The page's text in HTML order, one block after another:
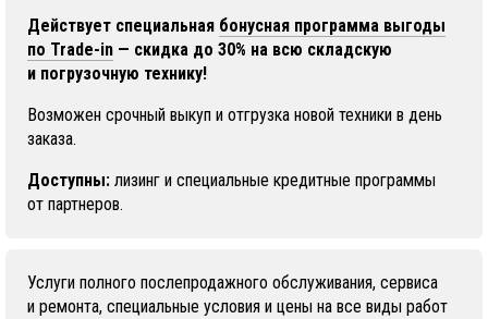
Действует специальная бонусная программа выгоды
по Trade-in — скидка до 30% на всю складскую
и погрузочную технику!
Возможен срочный выкуп и отгрузка новой техники в день
заказа.
Доступны: лизинг и специальные кредитные программы
от партнеров.
Услуги полного послепродажного обслуживания, сервиса
и ремонта, специальные условия и цены на все виды работ